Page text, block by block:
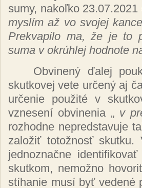
sumy, nakoľko 23.07.2021
myslím až vo svojej
Prekvapilo ma, že je to
suma v okrúhlej hodnote
Obvinený ďalej
skutkovej vete určený aj
určenie použité v
vznesení obvinenia „ v
rozhodne nepredstavuje
založiť totožnosťskutku.
jednoznačne
skutkom, nemožno
stíhanie musí byť vedené